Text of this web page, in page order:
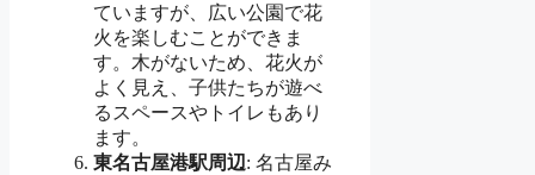
ていますが、広い公園で花
火を楽しむことができま
す。木がないため、花火が
よく見え、子供たちが遊べ
るスペースやトイレもあり
ます。
東名古屋港駅周辺: 名古屋み